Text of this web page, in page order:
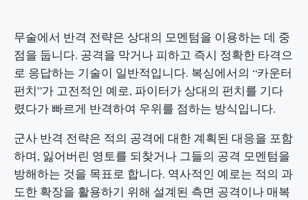
무술에서 반격 전략은 상대의 모멘텀을 이용하는 데 중
점을 둡니다. 공격을 막거나 피하고 즉시 정확한 타격으
로 응답하는 기술이 일반적입니다. 복싱에서의 “카운터
펀치”가 고전적인 예로, 파이터가 상대의 펀치를 기다
렸다가 빠르게 반격하여 우위를 점하는 방식입니다.
군사 반격 전략은 적의 공격에 대한 계획된 대응을 포함
하며, 잃어버린 영토를 되찾거나 그들의 공격 모멘텀을
방해하는 것을 목표로 합니다. 역사적인 예로는 적의 과
도한 확장을 활용하기 위해 설계된 측면 공격이나 매복